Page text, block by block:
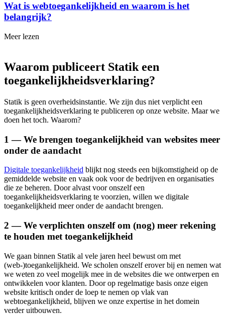
Wat is webtoegankelijkheid en waarom is het
belangrijk?
Meer lezen
Waarom publiceert Statik een
toegankelijkheidsverklaring?
Statik is geen overheidsinstantie. We zijn dus niet verplicht een
toegankelijkheidsverklaring te publiceren op onze website. Maar we
doen het toch. Waarom?
1 — We brengen toegankelijkheid van websites meer
onder de aandacht
Digitale toegankelijkheid blijkt nog steeds een bijkomstigheid op de
gemiddelde website en vaak ook voor de bedrijven en organisaties
die ze beheren. Door alvast voor onszelf een
toegankelijkheidsverklaring te voorzien, willen we digitale
toegankelijkheid meer onder de aandacht brengen.
2 — We verplichten onszelf om (nog) meer rekening
te houden met toegankelijkheid
We gaan binnen Statik al vele jaren heel bewust om met
(web-)toegankelijkheid. We scholen onszelf erover bij en nemen wat
we weten zo veel mogelijk mee in de websites die we ontwerpen en
ontwikkelen voor klanten. Door op regelmatige basis onze eigen
website kritisch onder de loep te nemen op vlak van
webtoegankelijkheid, blijven we onze expertise in het domein
verder uitbouwen.